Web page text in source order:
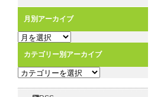
月別アーカイブ
月
ー
カ
カテゴリー別アーカイブ
カ